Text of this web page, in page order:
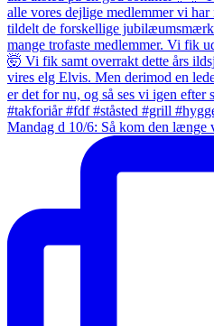
Mandag d 10/6: Så kom den længe